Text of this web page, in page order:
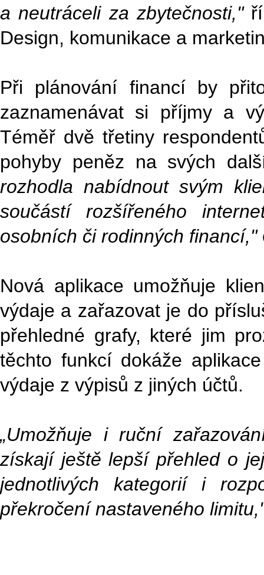
a neutráceli za zbytečnosti,"
Design, komunikace a
Při plánování financí by
zaznamenávat si příjmy a
Téměř dvě třetiny
pohyby peněz na svých
rozhodla nabídnout svým
součástí rozšířeného
osobních či rodinných financí,"
Nová aplikace umožňuje
výdaje a zařazovat je do
přehledné grafy, které jim
těchto funkcí dokáže
výdaje z výpisů z jiných účtů.
„Umožňuje i ruční
získají ještě lepší přehled o
jednotlivých kategorií i
překročení nastaveného